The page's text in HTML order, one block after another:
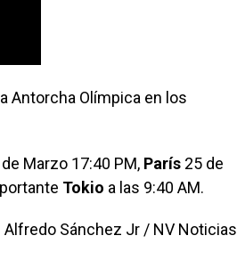
Antorcha Olímpica en los
Marzo 17:40 PM, París 25 de
Tokio a las 9:40 AM.
Alfredo Sánchez Jr / NV Noticias